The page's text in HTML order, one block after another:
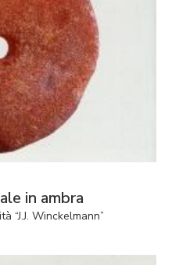
in ambra
“J.J. Winckelmann”